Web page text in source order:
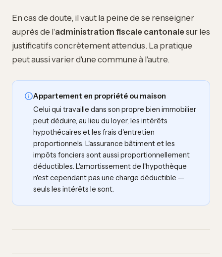
En cas de doute, il vaut la peine de se renseigner
auprès de l'administration fiscale cantonalesur les
justificatifs concrètement attendus. La pratique
peut aussi varier d'une commune à l'autre.
Appartement en propriété ou maison
Celui qui travaille dans son propre bien immobilier
peut déduire, au lieu du loyer, les intérêts
hypothécaires et les frais d'entretien
proportionnels. L'assurance bâtiment et les
impôts fonciers sont aussi proportionnellement
déductibles. L'amortissement de l'hypothèque
n'est cependant pas une charge déductible —
seuls les intérêts le sont.